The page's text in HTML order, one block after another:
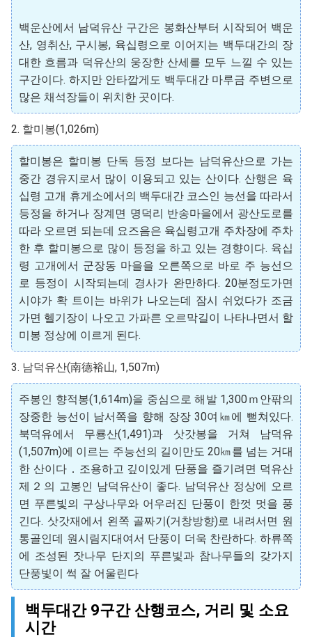
백운산에서 남덕유산 구간은 봉화산부터 시작되어 백운
산, 영취산, 구시봉, 육십령으로 이어지는 백두대간의 장
대한 흐름과 덕유산의 웅장한 산세를 모두 느낄 수 있는
구간이다. 하지만 안타깝게도 백두대간 마루금 주변으로
많은 채석장들이 위치한 곳이다.
2. 할미봉(1,026m)
할미봉은 할미봉 단독 등정 보다는 남덕유산으로 가는
중간 경유지로서 많이 이용되고 있는 산이다. 산행은 육
십령 고개 휴게소에서의 백두대간 코스인 능선을 따라서
등정을 하거나 장계면 명덕리 반송마을에서 광산도로를
따라 오르면 되는데 요즈음은 육십령고개 주차장에 주차
한 후 할미봉으로 많이 등정을 하고 있는 경향이다. 육십
령 고개에서 군장동 마을을 오른쪽으로 바로 주 능선으
로 등정이 시작되는데 경사가 완만하다. 20분정도가면
시야가 확 트이는 바위가 나오는데 잠시 쉬었다가 조금
가면 헬기장이 나오고 가파른 오르막길이 나타나면서 할
미봉 정상에 이르게 된다.
3. 남덕유산(南德裕山, 1,507m)
주봉인 향적봉(1,614m)을 중심으로 해발 1,300ｍ안팎의
장중한 능선이 남서쪽을 향해 장장 30여㎞에 뻗쳐있다.
북덕유에서 무룡산(1,491)과 삿갓봉을 거쳐 남덕유
(1,507m)에 이르는 주능선의 길이만도 20㎞를 넘는 거대
한 산이다．조용하고 깊이있게 단풍을 즐기려면 덕유산
제２의 고봉인 남덕유산이 좋다. 남덕유산 정상에 오르
면 푸른빛의 구상나무와 어우러진 단풍이 한껏 멋을 풍
긴다. 삿갓재에서 왼쪽 골짜기(거창방향)로 내려서면 원
통골인데 원시림지대여서 단풍이 더욱 찬란하다. 하류쪽
에 조성된 잣나무 단지의 푸른빛과 참나무들의 갖가지
단풍빛이 썩 잘 어울린다
백두대간 9구간 산행코스, 거리 및 소요
시간